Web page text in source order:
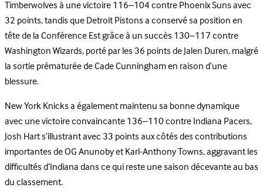
Timberwolves à une victoire 116–104 contre Phoenix Suns avec
32 points, tandis que Detroit Pistons a conservé sa position en
tête de la Conférence Est grâce à un succès 130–117 contre
Washington Wizards, porté par les 36 points de Jalen Duren, malgré
la sortie prématurée de Cade Cunningham en raison d’une
blessure.
New York Knicks a également maintenu sa bonne dynamique
avec une victoire convaincante 136–110 contre Indiana Pacers,
Josh Hart s’illustrant avec 33 points aux côtés des contributions
importantes de OG Anunoby et Karl-Anthony Towns, aggravant les
difficultés d’Indiana dans ce qui reste une saison décevante au bas
du classement.